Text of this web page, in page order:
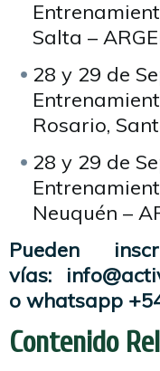
Salta –
28 y 29 de
Rosario,
28 y 29 de
Neuquén –
Pueden
vías:
o whatsapp
Contenido